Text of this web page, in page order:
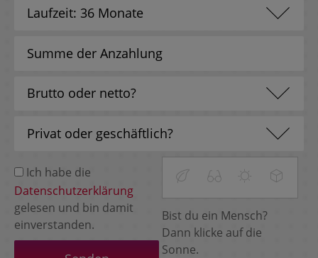
Ich habe die
Datenschutzerklärung
gelesen und bin damit
einverstanden.
Bist du ein Mensch?
Dann klicke auf die
Sonne.